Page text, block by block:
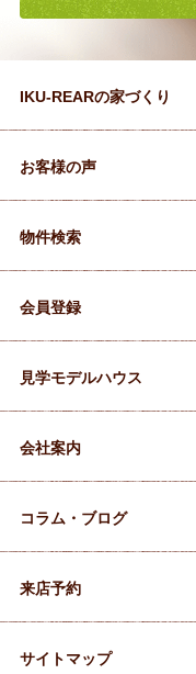
IKU-REARの家づくり
お客様の声
物件検索
会員登録
見学モデルハウス
会社案内
コラム・ブログ
来店予約
サイトマップ